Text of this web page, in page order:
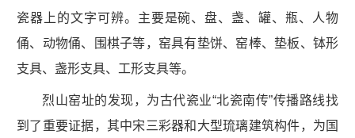
瓷器上的文字可辨。主要是碗、盘、盏、罐、瓶、人物
俑、动物俑、围棋子等，窑具有垫饼、窑棒、垫板、钵形
支具、盏形支具、工形支具等。
烈山窑址的发现，为古代瓷业“北瓷南传”传播路线找
到了重要证据，其中宋三彩器和大型琉璃建筑构件，为国